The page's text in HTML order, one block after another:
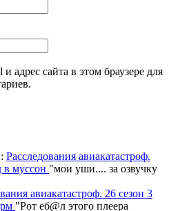
адрес сайта в этом браузере для
Расследования авиакатастроф.
в муссон "мои уши.... за озвучку
авиакатастроф. 26 сезон 3
"Рот еб@л этого плеера